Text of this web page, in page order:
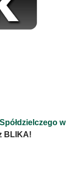
w
BLIKA!